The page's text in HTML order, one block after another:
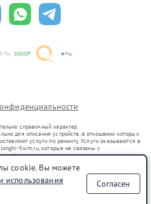
справочный характер.
для описания устройств, в отношении которых
услуги по ремонту. Услуги оказываются в
fixim.ru, которые не связаны с
официальными представителями.
введенных в гражданский оборот в соответствии
цели индивидуализации услуг или введения
информирования о предоставляемых услугах по
публичной офертой, определяемой
cookie. Вы можете
использования
Согласен